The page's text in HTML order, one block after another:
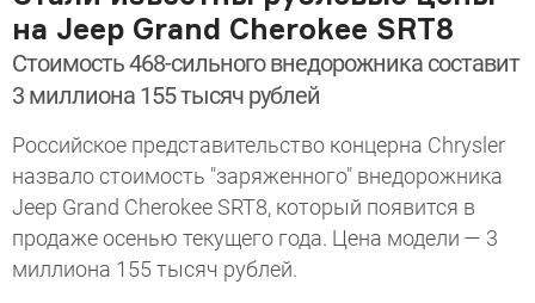
на Jeep Grand Cherokee SRT8
Стоимость 468-сильного внедорожника составит
3 миллиона 155 тысяч рублей
Российское представительство концерна Chrysler
назвало стоимость "заряженного" внедорожника
Jeep Grand Cherokee SRT8, который появится в
продаже осенью текущего года. Цена модели — 3
миллиона 155 тысяч рублей.